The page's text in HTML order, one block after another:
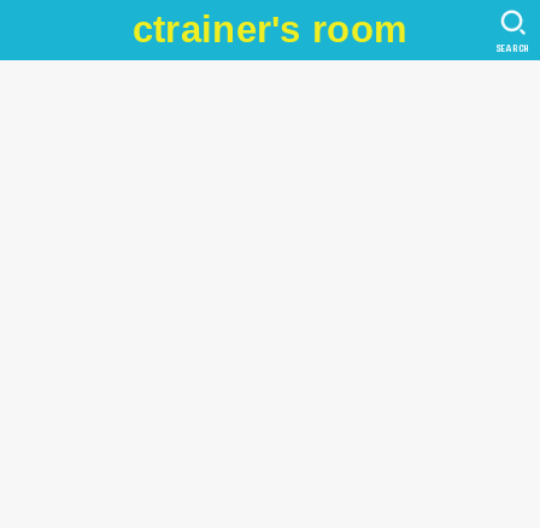
ctrainer's room SEARCH